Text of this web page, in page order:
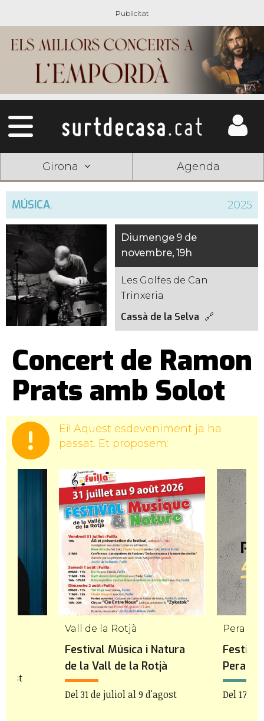
Girona Agenda
MÚSICA, 2025
Diumenge 9 de
novembre, 19h
Les Golfes de Can
Trinxeria
Cassà de la Selva
Concert de Ramon
Prats amb Solot
Ei! Aquest esdeveniment ja ha
passat. Et proposem:
Vall de la Rotjà
Festival Música i Natura
de la Vall de la Rotjà
Del 31 de juliol al 9 d'agost Del 17